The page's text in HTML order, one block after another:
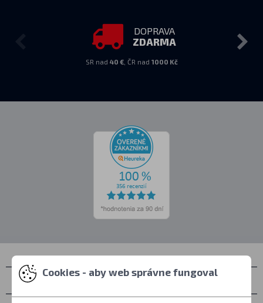
DOPRAVA
ZDARMA
SR nad 40 €, ČR nad 1000 Kč
Kontakty
Cookies - aby web správne fungoval